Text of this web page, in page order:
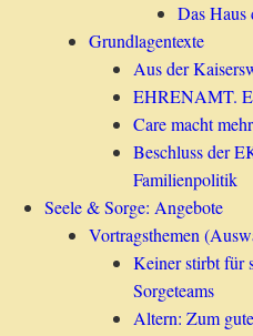
Das Haus
Grundlagentexte
Aus der
EHRENAMT.
Care macht
Beschluss der
Familienpolitik
Seele & Sorge: Angebote
Vortragsthemen
Keiner stirbt für
Sorgeteams
Altern: Zum